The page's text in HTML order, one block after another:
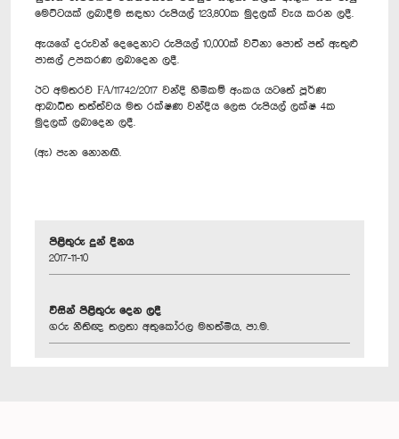
මෙට්ටයක් ලබාදීම සඳහා රුපියල් 123,800ක මුදලක් වැය කරන ලදී.
ඇයගේ දරුවන් දෙදෙනාට රුපියල් 10,000ක් වටිනා පොත් පත් ඇතුළු
පාසල් උපකරණ ලබාදෙන ලදී.
ඊට අමතරව FA/11742/2017 වන්දි හිමිකම් අංකය යටතේ පූර්ණ
ආබාධිත තත්ත්වය මත රක්ෂණ වන්දිය ලෙස රුපියල් ලක්ෂ 4ක
මුදලක් ලබාදෙන ලදී.
(ඇ) පැන නොනඟී.
පිළිතුරු දුන් දිනය
2017-11-10
විසින් පිළිතුරු දෙන ලදී
ගරු නීතිඥ තලතා අතුකෝරල මහත්මිය, පා.ම.